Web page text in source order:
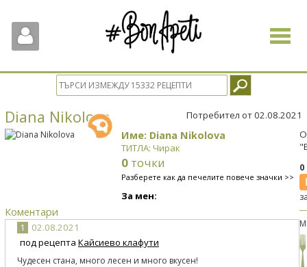
Toggle
Diana Nikolova Потребител от 02.08.2021
Име: Diana Nikolova
ТИТЛА: Чирак
0 точки
Разберете как да печелите повече значки >>
За мен:
Коментари
1
02.08.2021
под рецепта Кайсиево клафути
Чудесен стана, много лесен и много вкусен!